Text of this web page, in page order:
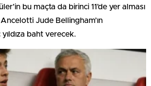
bu maçta da birinci 11’de yer alması
Jude Bellingham’ın
baht verecek.